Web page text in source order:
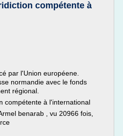
compétente à
par l'Union européene.
normandie avec le fonds
régional.
compétente à l'international
benarab , vu 20966 fois,